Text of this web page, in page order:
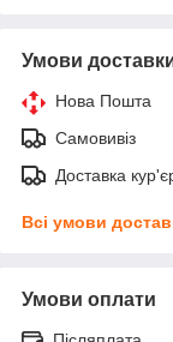
Умови
Нова Пошта
Самовивіз
Доставка
Всі умови
Умови оплати